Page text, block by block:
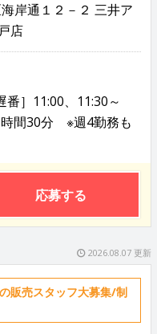
岸通１２－２ 三井ア
店
番］11:00、11:30～
時間30分 ※週4勤務も
応募する
2026.08.07 更新
販売スタッフ大募集/制